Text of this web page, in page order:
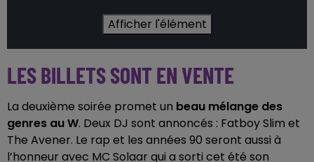
Afficher l'élément
LES BILLETS SONT EN VENTE
La deuxième soirée promet un beau mélange des
genres au W. Deux DJ sont annoncés : Fatboy Slim et
The Avener. Le rap et les années 90 seront aussi à
l’honneur avec MC Solaar qui a sorti cet été son